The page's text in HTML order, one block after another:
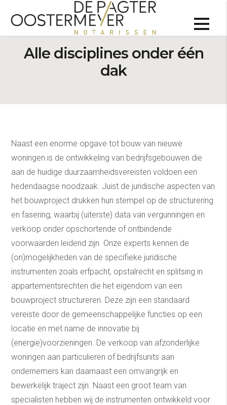
Onroerend goed
Alle disciplines onder één
dak
Naast een enorme opgave tot bouw van nieuwe
woningen is de ontwikkeling van bedrijfsgebouwen die
aan de huidige duurzaamheidsvereisten voldoen een
hedendaagse noodzaak. Juist de juridische aspecten van
het bouwproject drukken hun stempel op de structurering
en fasering, waarbij (uiterste) data van vergunningen en
verkoop onder opschortende of ontbindende
voorwaarden leidend zijn. Onze experts kennen de
(on)mogelijkheden van de specifieke juridische
instrumenten zoals erfpacht, opstalrecht en splitsing in
appartementsrechten die het eigendom van een
bouwproject structureren. Deze zijn een standaard
vereiste door de gemeenschappelijke functies op een
locatie en met name de innovatie bij
(energie)voorzieningen. De verkoop van afzonderlijke
woningen aan particulieren of bedrijfsunits aan
ondernemers kan daarnaast een omvangrijk en
bewerkelijk traject zijn. Naast een groot team van
specialisten hebben wij de instrumenten ontwikkeld voor